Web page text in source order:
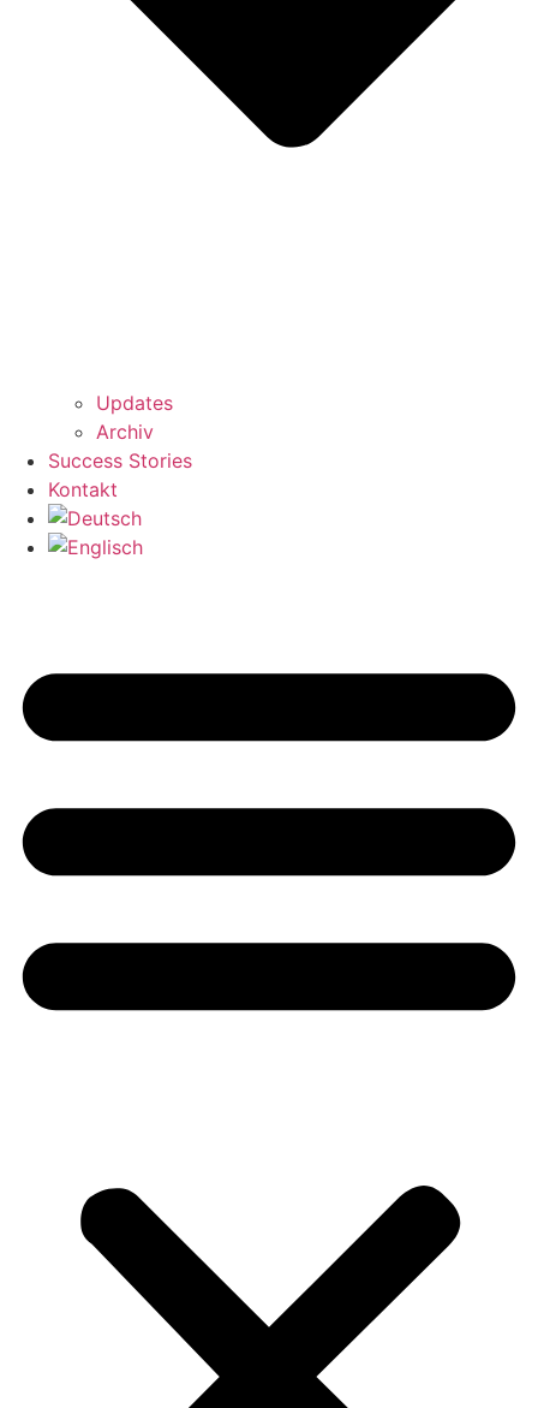
Updates
Archiv
Success Stories
Kontakt